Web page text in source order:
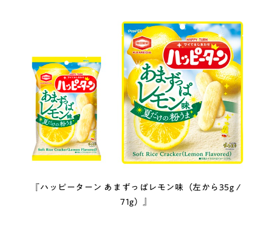
『ハッピーターン あまずっぱレモン味（左から35g /
71g）』